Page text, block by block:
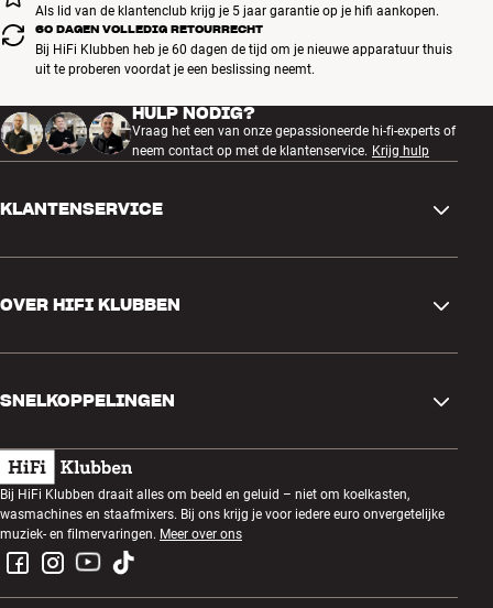
Als lid van de klantenclub krijg je 5 jaar garantie op je hifi aankopen.
60 DAGEN VOLLEDIG RETOURRECHT
Bij HiFi Klubben heb je 60 dagen de tijd om je nieuwe apparatuur thuis
uit te proberen voordat je een beslissing neemt.
HULP NODIG?
Vraag het een van onze gepassioneerde hi-fi-experts of
neem contact op met de klantenservice. Krijg hulp
KLANTENSERVICE
Ruilen en retourneren
Bestelling herroepen
Algemene voorwaarden
Privacybeleid
OVER HIFI KLUBBEN
Klantenclub
Luisteravond
Prijsvragen
Werken bij HiFi Klubben
SNELKOPPELINGEN
Cadeaubonnen
Bouwen met geluid
Montage en installatie
Bij HiFi Klubben draait alles om beeld en geluid – niet om koelkasten,
wasmachines en staafmixers. Bij ons krijg je voor iedere euro onvergetelijke
muziek- en filmervaringen. Meer over ons